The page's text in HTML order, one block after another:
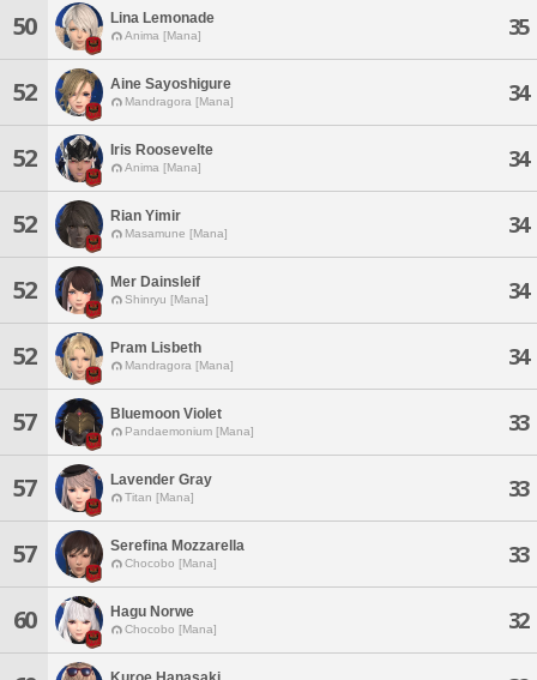
50 Lina Lemonade
Anima [Mana] 35
52 Aine Sayoshigure
Mandragora [Mana] 34
52 Iris Roosevelte
Anima [Mana] 34
52 Rian Yimir
Masamune [Mana] 34
52 Mer Dainsleif
Shinryu [Mana] 34
52 Pram Lisbeth
Mandragora [Mana] 34
57 Bluemoon Violet
Pandaemonium [Mana] 33
57 Lavender Gray
Titan [Mana] 33
57 Serefina Mozzarella
Chocobo [Mana] 33
60 Hagu Norwe
Chocobo [Mana] 32